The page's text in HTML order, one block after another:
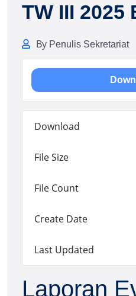
TW III 2025
By Penulis Sekretariat
Download
File Size
File Count
Create Date
Last Updated
Laporan